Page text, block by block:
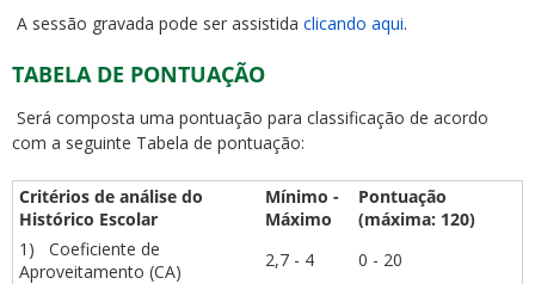
A sessão gravada pode ser assistida clicando aqui.
TABELA DE PONTUAÇÃO
Será composta uma pontuação para classificação de acordo
com a seguinte Tabela de pontuação:
Critérios de análise do
Histórico Escolar
Mínimo -
Máximo
Pontuação
(máxima: 120)
1) Coeficiente de
Aproveitamento (CA)
2,7 - 4
0 - 20